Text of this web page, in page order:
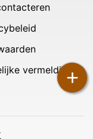
+
vermeldingen